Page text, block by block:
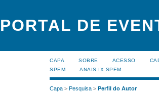
PORTAL DE
CAPA SOBRE ACESSO
SPEM
ANAIS IX SPEM
Capa > Pesquisa > Perfil do Autor